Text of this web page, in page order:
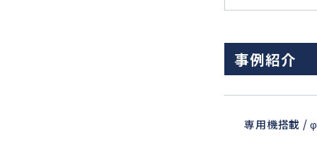
事例紹介
専用機搭載 /